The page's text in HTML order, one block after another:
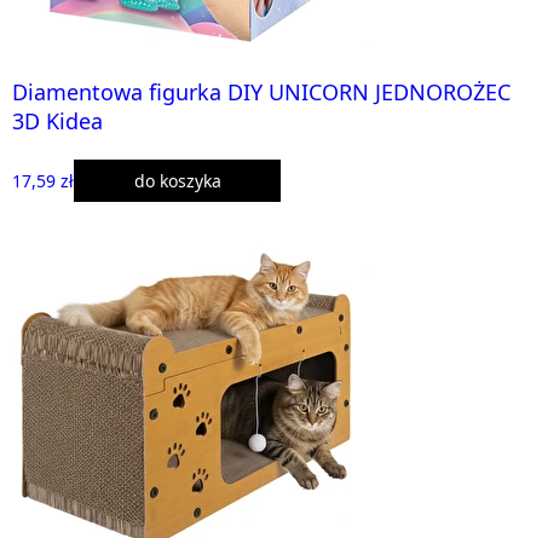
Diamentowa figurka DIY UNICORN JEDNOROŻEC
3D Kidea
17,59 zł do koszyka